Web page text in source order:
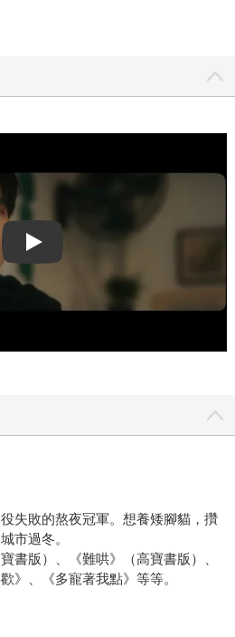
Play video
失敗的熬夜冠軍。想養矮腳貓，攢
市過冬。
書版）、《難哄》（高寶書版）、
》、《多寵著我點》等等。